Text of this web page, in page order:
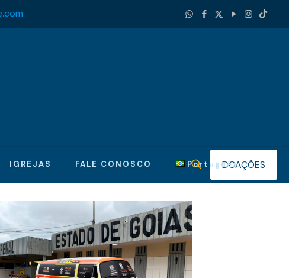
IGREJAS FALE CONOSCO PortuguêsDOAÇÕES